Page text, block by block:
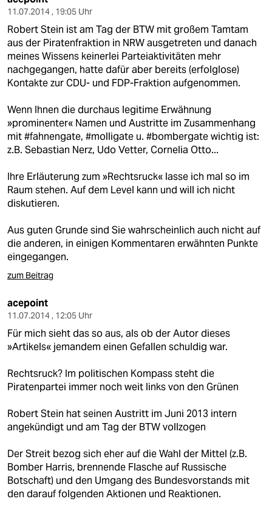
11.07.2014 , 19:05 Uhr
Robert Stein ist am Tag der BTW mit großem Tamtam
aus der Piratenfraktion in NRW ausgetreten und danach
meines Wissens keinerlei Parteiaktivitäten mehr
nachgegangen, hatte dafür aber bereits (erfolglose)
Kontakte zur CDU- und FDP-Fraktion aufgenommen.
Wenn Ihnen die durchaus legitime Erwähnung
»prominenter« Namen und Austritte im Zusammenhang
mit #fahnengate, #molligate u. #bombergate wichtig ist:
z.B. Sebastian Nerz, Udo Vetter, Cornelia Otto...
Ihre Erläuterung zum »Rechtsruck« lasse ich mal so im
Raum stehen. Auf dem Level kann und will ich nicht
diskutieren.
Aus guten Grunde sind Sie wahrscheinlich auch nicht auf
die anderen, in einigen Kommentaren erwähnten Punkte
eingegangen.
zum Beitrag
acepoint
11.07.2014 , 12:05 Uhr
Für mich sieht das so aus, als ob der Autor dieses
»Artikels« jemandem einen Gefallen schuldig war.
Rechtsruck? Im politischen Kompass steht die
Piratenpartei immer noch weit links von den Grünen
Robert Stein hat seinen Austritt im Juni 2013 intern
angekündigt und am Tag der BTW vollzogen
Der Streit bezog sich eher auf die Wahl der Mittel (z.B.
Bomber Harris, brennende Flasche auf Russische
Botschaft) und den Umgang des Bundesvorstands mit
den darauf folgenden Aktionen und Reaktionen.